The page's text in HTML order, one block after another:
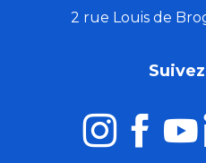
2 rue Louis de